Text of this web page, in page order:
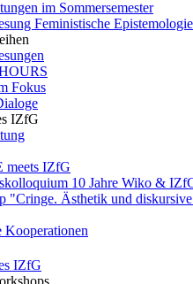
im Sommersemester
Feministische
Fokus
IZfG
meets IZfG
10 Jahre Wiko &
"Cringe. Ästhetik und
Kooperationen
IZfG